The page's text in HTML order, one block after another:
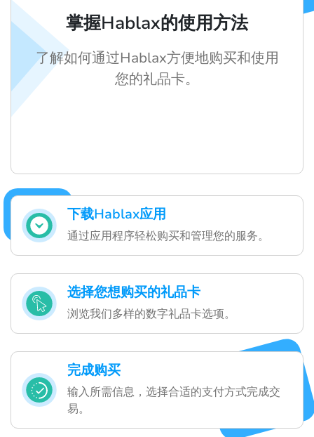
下载Hablax应用
通过应用程序轻松购买和管理您的服务。
选择您想购买的礼品卡
浏览我们多样的数字礼品卡选项。
完成购买
输入所需信息，选择合适的支付方式完成交
易。
掌握Hablax的使用方法
了解如何通过Hablax方便地购买和使用
您的礼品卡。